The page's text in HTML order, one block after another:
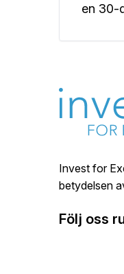
Evig
en 30-
Invest for
betydelsen
Följ oss